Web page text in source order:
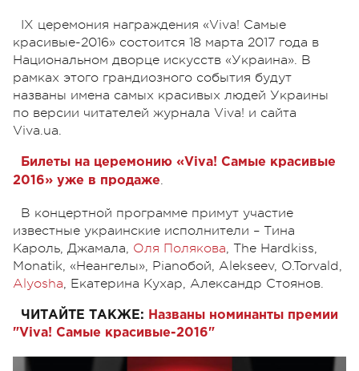
IX церемония награждения «Viva! Самые
красивые-2016» состоится 18 марта 2017 года в
Национальном дворце искусств «Украина». В
рамках этого грандиозного события будут
названы имена самых красивых людей Украины
по версии читателей журнала Viva! и сайта
Viva.ua.
Билеты на церемонию «Viva! Самые красивые
2016» уже в продаже.
В концертной программе примут участие
известные украинские исполнители – Тина
Кароль, Джамала, Оля Полякова, The Hardkiss,
Monatik, «Неангелы», Pianoбой, Alekseev, O.Torvald,
Alyosha, Екатерина Кухар, Александр Стоянов.
ЧИТАЙТЕ ТАКЖЕ: Названы номинанты премии
"Viva! Самые красивые-2016"